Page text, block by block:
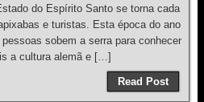
do Espírito Santo se torna cada
e turistas. Esta época do ano
sobem a serra para conhecer
a cultura alemã e […]
Read Post